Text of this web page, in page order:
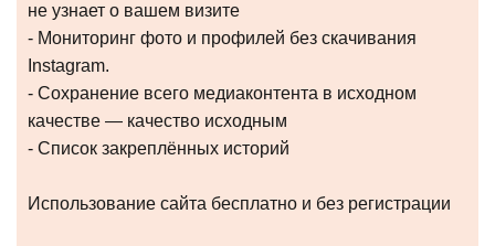
не узнает о вашем визите
- Мониторинг фото и профилей без скачивания
Instagram.
- Сохранение всего медиаконтента в исходном
качестве — качество исходным
- Список закреплённых историй
Использование сайта бесплатно и без регистрации